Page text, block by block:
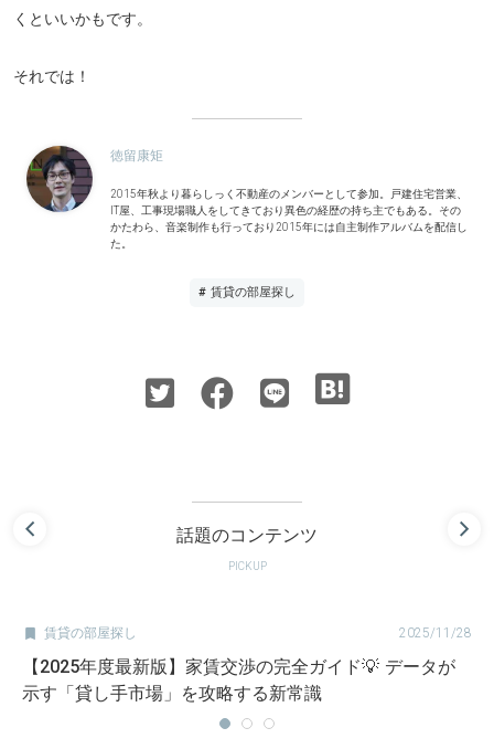
くといいかもです。
それでは！
徳留康矩
2015年秋より暮らしっく不動産のメンバーとして参加。戸建住宅営業、
IT屋、工事現場職人をしてきており異色の経歴の持ち主でもある。その
かたわら、音楽制作も行っており2015年には自主制作アルバムを配信し
た。
# 賃貸の部屋探し
話題のコンテンツ
PICKUP
 賃貸の部屋探し 2025/11/28
【2025年度最新版】家賃交渉の完全ガイド💡 データが
示す「貸し手市場」を攻略する新常識